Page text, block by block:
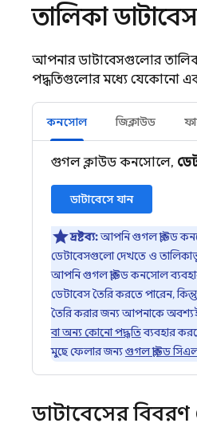
তালিকা ডাটাবেস
আপনার ডাটাবেসগুলোর
পদ্ধতিগুলোর মধ্যে যেকোনো
কনসোল জিক্লাউড
গুগল ক্লাউড কনসোলে,
ডাটাবেসে যান
দ্রষ্টব্য:আপনি গুগল ক্লাউড
ডেটাবেসগুলো দেখতে ও
আপনি গুগল ক্লাউড কনসোল
ডেটাবেস তৈরি করতে পারেন,
তৈরি করার জন্য আপনাকে
বা অন্য কোনো পদ্ধতিব্যবহার
মুছে ফেলার জন্যগুগল ক্লাউড
ডাটাবেসের